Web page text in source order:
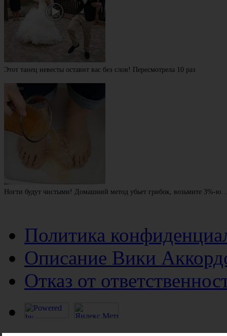
Этот танец невесты оставит вас без слов! Пересмотрела 10 раз
Ногти будут чистыми! Домашний метод убьет грибок, возьмите 3%-
Политика
Описание Вики
Отказ от